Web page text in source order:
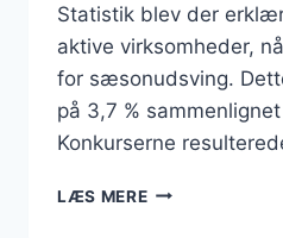
Statistik blev der
aktive virksomheder,
for sæsonudsving.
på 3,7 %
Konkurserne
LÆS MEREBUSINESS: